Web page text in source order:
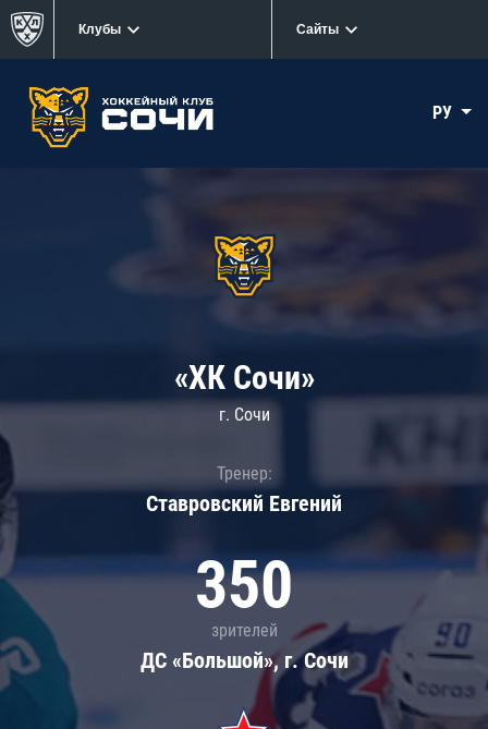
Клубы Сайты
РУ
«ХК Сочи»
г. Сочи
Тренер:
Ставровский Евгений
350
зрителей
ДС «Большой», г. Сочи